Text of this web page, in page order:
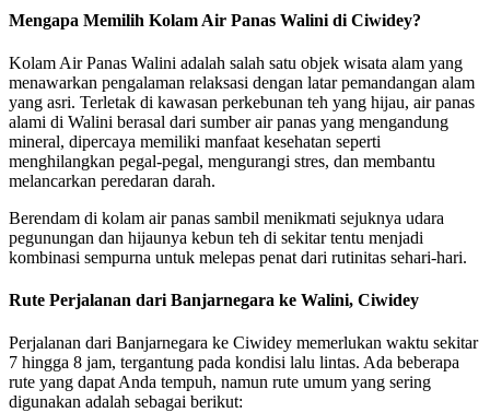
Mengapa Memilih Kolam Air Panas Walini di Ciwidey?
Kolam Air Panas Walini adalah salah satu objek wisata alam yang
menawarkan pengalaman relaksasi dengan latar pemandangan alam
yang asri. Terletak di kawasan perkebunan teh yang hijau, air panas
alami di Walini berasal dari sumber air panas yang mengandung
mineral, dipercaya memiliki manfaat kesehatan seperti
menghilangkan pegal-pegal, mengurangi stres, dan membantu
melancarkan peredaran darah.
Berendam di kolam air panas sambil menikmati sejuknya udara
pegunungan dan hijaunya kebun teh di sekitar tentu menjadi
kombinasi sempurna untuk melepas penat dari rutinitas sehari-hari.
Rute Perjalanan dari Banjarnegara ke Walini, Ciwidey
Perjalanan dari Banjarnegara ke Ciwidey memerlukan waktu sekitar
7 hingga 8 jam, tergantung pada kondisi lalu lintas. Ada beberapa
rute yang dapat Anda tempuh, namun rute umum yang sering
digunakan adalah sebagai berikut: